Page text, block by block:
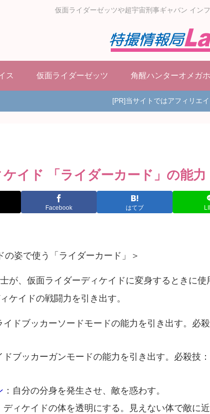
仮面ライダーゼッツや超宇宙刑事ギャバン イン
ス 仮面ライダーゼッツ 角醒ハンターオメガ
[PR]当サイトではアフィリエ
イド 「ライダーカード」の能力
Facebook はてブ
の姿で使う「ライダーカード」＞
士が、仮面ライダーディケイドに変身するときに使
ィケイドの戦闘力を引き出す。
イドブッカーソードモードの能力を引き出す。必殺
ドブッカーガンモードの能力を引き出す。必殺技：
：自分の分身を発生させ、敵を惑わす。
ディケイドの体を透明にする。見えない体で敵に